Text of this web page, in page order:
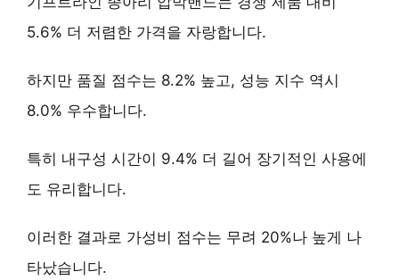
5.6% 더 저렴한 가격을 자랑합니다.
하지만 품질 점수는 8.2% 높고, 성능 지수 역시
8.0% 우수합니다.
특히 내구성 시간이 9.4% 더 길어 장기적인 사용에
도 유리합니다.
이러한 결과로 가성비 점수는 무려 20%나 높게 나
타났습니다.